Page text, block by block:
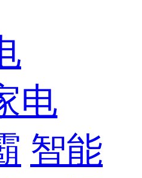
电
智能